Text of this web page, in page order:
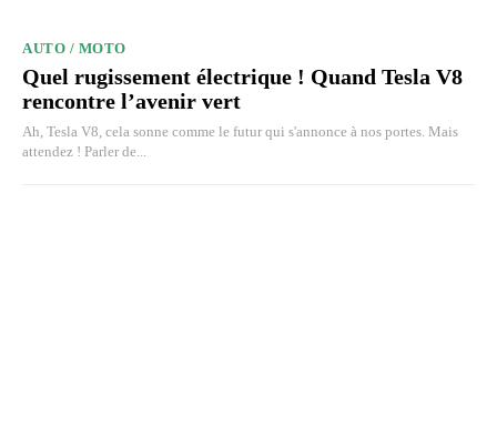
AUTO / MOTO
Quel rugissement électrique ! Quand Tesla V8
rencontre l’avenir vert
Ah, Tesla V8, cela sonne comme le futur qui s'annonce à nos portes. Mais
attendez ! Parler de...